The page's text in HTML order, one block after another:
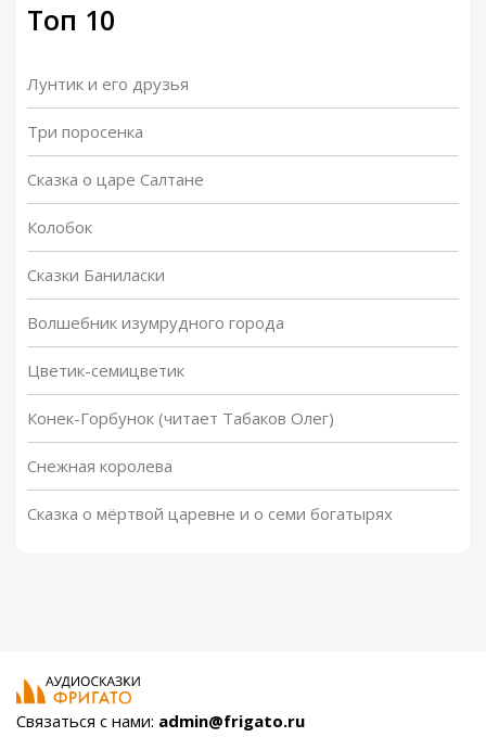
Топ 10
Лунтик и его друзья
Три поросенка
Сказка о царе Салтане
Колобок
Сказки Баниласки
Волшебник изумрудного города
Цветик-семицветик
Конек-Горбунок (читает Табаков Олег)
Снежная королева
Сказка о мёртвой царевне и о семи богатырях
Связаться с нами: admin@frigato.ru